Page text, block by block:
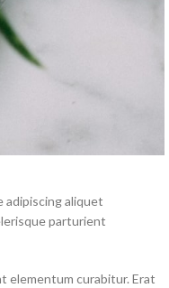
adipiscing aliquet
parturient
elementum curabitur. Erat